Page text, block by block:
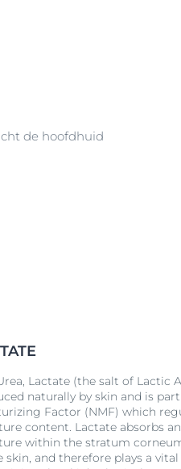
de hoofdhuid
Lactate (the salt of Lactic
naturally by skin and is
Factor (NMF) which
content. Lactate absorbs
within the stratum
skin, and therefore plays a